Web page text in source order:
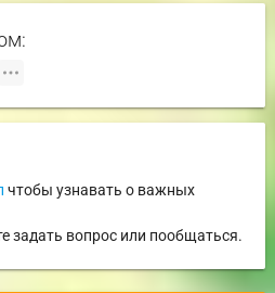
чтобы узнавать о важных
задать вопрос или пообщаться.